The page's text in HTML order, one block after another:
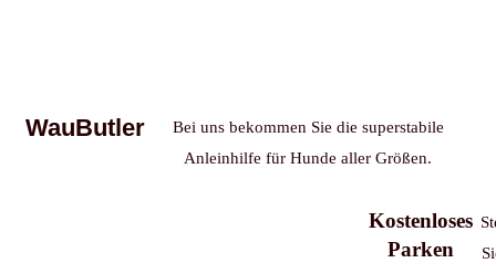
WauButler
Bei uns bekommen Sie die superstabile
Anleinhilfe für Hunde aller Größen.
Kostenloses
Parken